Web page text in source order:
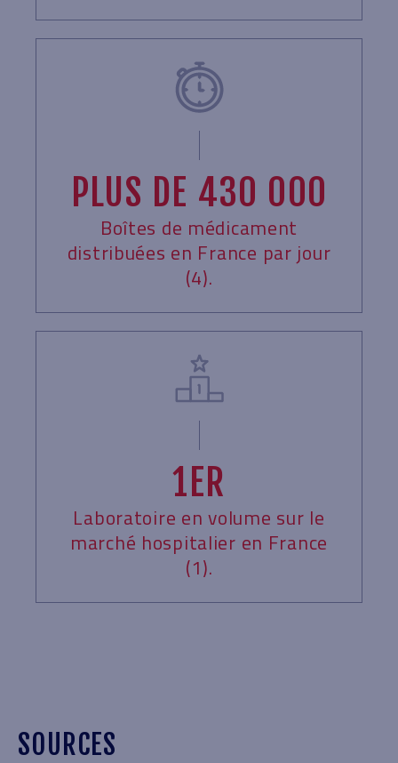
PLUS DE 430 000
Boîtes de médicament
distribuées en France par jour
(4).
1ER
Laboratoire en volume sur le
marché hospitalier en France
(1).
SOURCES